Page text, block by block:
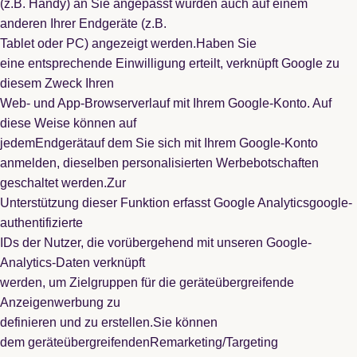
(z.B. Handy) an Sie angepasst wurden auch auf einem
anderen Ihrer Endgeräte (z.B.
Tablet oder PC) angezeigt werden.Haben Sie
eine entsprechende Einwilligung erteilt, verknüpft Google zu
diesem Zweck Ihren
Web- und App-Browserverlauf mit Ihrem Google-Konto. Auf
diese Weise können auf
jedemEndgerätauf dem Sie sich mit Ihrem Google-Konto
anmelden, dieselben personalisierten Werbebotschaften
geschaltet werden.Zur
Unterstützung dieser Funktion erfasst Google Analyticsgoogle-
authentifizierte
IDs der Nutzer, die vorübergehend mit unseren Google-
Analytics-Daten verknüpft
werden, um Zielgruppen für die geräteübergreifende
Anzeigenwerbung zu
definieren und zu erstellen.Sie können
dem geräteübergreifendenRemarketing/Targeting